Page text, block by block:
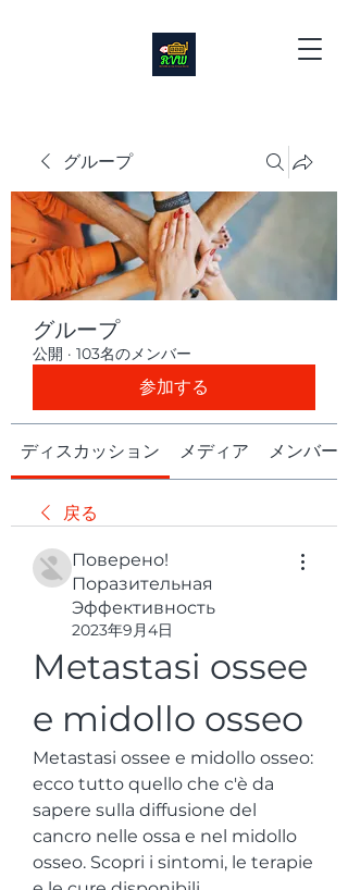
グループ
グループ
公開 · 103名のメンバー
参加する
ディスカッション メディア メンバー
戻る
Поверено!
Поразительная
Эффективность
2023年9月4日
Metastasi ossee
e midollo osseo
Metastasi ossee e midollo osseo:
ecco tutto quello che c'è da
sapere sulla diffusione del
cancro nelle ossa e nel midollo
osseo. Scopri i sintomi, le terapie